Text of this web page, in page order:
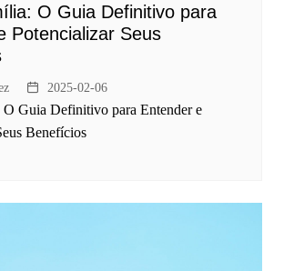
O Guia Definitivo para
Potencializar Seus
2025-02-06
Guia Definitivo para Entender e
Benefícios